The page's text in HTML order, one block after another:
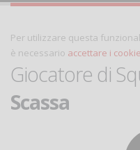
Per utilizzare questa
è necessario accettare i cookie
Giocatore di
Scassa